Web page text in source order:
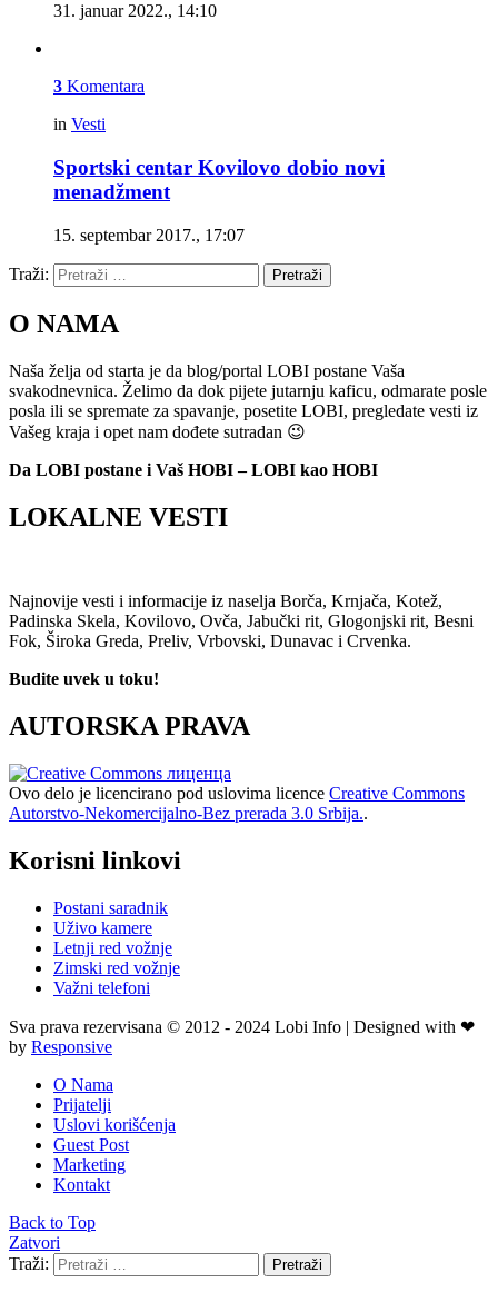
31. januar 2022., 14:10
3 Komentara
in Vesti
Sportski centar Kovilovo dobio novi
menadžment
15. septembar 2017., 17:07
Traži: Pretraži
O NAMA
Naša želja od starta je da blog/portal LOBI postane Vaša
svakodnevnica. Želimo da dok pijete jutarnju kaficu, odmarate posle
posla ili se spremate za spavanje, posetite LOBI, pregledate vesti iz
Vašeg kraja i opet nam dođete sutradan 😉
Da LOBI postane i Vaš HOBI – LOBI kao HOBI
LOKALNE VESTI
Najnovije vesti i informacije iz naselja Borča, Krnjača, Kotež,
Padinska Skela, Kovilovo, Ovča, Jabučki rit, Glogonjski rit, Besni
Fok, Široka Greda, Preliv, Vrbovski, Dunavac i Crvenka.
Budite uvek u toku!
AUTORSKA PRAVA
Ovo delo je licencirano pod uslovima licence Creative Commons
Autorstvo-Nekomercijalno-Bez prerada 3.0 Srbija..
Korisni linkovi
Postani saradnik
Uživo kamere
Letnji red vožnje
Zimski red vožnje
Važni telefoni
Sva prava rezervisana © 2012 - 2024 Lobi Info | Designed with ❤
by Responsive
O Nama
Prijatelji
Uslovi korišćenja
Guest Post
Marketing
Kontakt
Back to Top
Zatvori
Traži:
Pretraži